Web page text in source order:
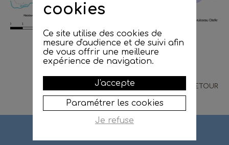
RETOUR
cookies
Ce site utilise des cookies de
mesure d'audience et de suivi afin
de vous offrir une meilleure
expérience de navigation.
J'accepte
Paramétrer les cookies
Je refuse